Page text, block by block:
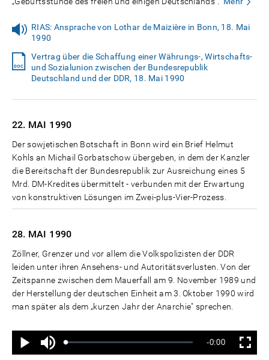
RIAS: Ansprache von Lothar de Maizière in Bonn, 18. Mai
1990
Vertrag über die Schaffung einer Währungs-, Wirtschafts-
und Sozialunion zwischen der Bundesrepublik
Deutschland und der DDR, 18. Mai 1990
22. MAI 1990
Der sowjetischen Botschaft in Bonn wird ein Brief Helmut
Kohls an Michail Gorbatschow übergeben, in dem der Kanzler
die Bereitschaft der Bundesrepublik zur Ausreichung eines 5
Mrd. DM-Kredites übermittelt - verbunden mit der Erwartung
von konstruktiven Lösungen im Zwei-plus-Vier-Prozess.
28. MAI 1990
Zöllner, Grenzer und vor allem die Volkspolizisten der DDR
leiden unter ihren Ansehens- und Autoritätsverlusten. Von der
Zeitspanne zwischen dem Mauerfall am 9. November 1989 und
der Herstellung der deutschen Einheit am 3. Oktober 1990 wird
man später als dem „kurzen Jahr der Anarchie" sprechen.
Wiedergabe
Ton
aus
Geladen:
Status:
Verbleibende
-0:00 Vollbild